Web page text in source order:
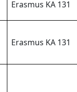
Erasmus KA 131
Erasmus KA 131